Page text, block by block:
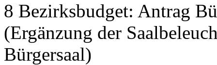
8 Bezirksbudget: Antrag
(Ergänzung der
Bürgersaal)